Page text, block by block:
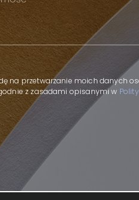
empty.
na przetwarzanie moich danych
z zasadami opisanymi w